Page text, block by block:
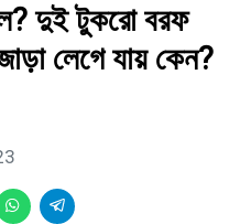
দুই টুকরো বরফ
লেগে যায় কেন?